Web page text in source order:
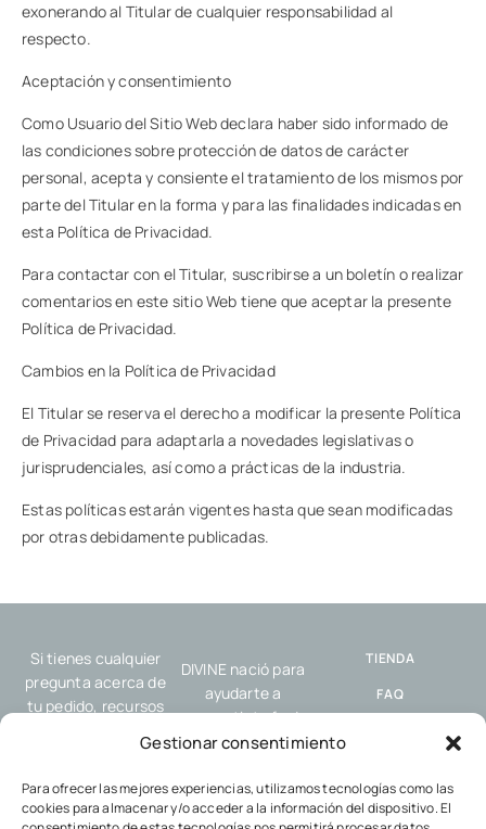
Gestionar consentimiento
Para ofrecer las mejores experiencias, utilizamos tecnologías como las
cookies para almacenar y/o acceder a la información del dispositivo. El
exonerando al Titular de cualquier responsabilidad al
respecto.
Aceptación y consentimiento
Como Usuario del Sitio Web declara haber sido informado de
las condiciones sobre protección de datos de carácter
personal, acepta y consiente el tratamiento de los mismos por
parte del Titular en la forma y para las finalidades indicadas en
esta Política de Privacidad.
Para contactar con el Titular, suscribirse a un boletín o realizar
comentarios en este sitio Web tiene que aceptar la presente
Política de Privacidad.
Cambios en la Política de Privacidad
El Titular se reserva el derecho a modificar la presente Política
de Privacidad para adaptarla a novedades legislativas o
jurisprudenciales, así como a prácticas de la industria.
Estas políticas estarán vigentes hasta que sean modificadas
por otras debidamente publicadas.
Si tienes cualquier
pregunta acerca de
tu pedido, recursos
por favor, contacta
DIVINE nació para
ayudarte a
compartir tu fe de
forma sencilla y
estés: en el trabajo,
en el gimnasio, con
TIENDA
FAQ
DEVOLUCIONES
POLÍTICA DE
COOKIES